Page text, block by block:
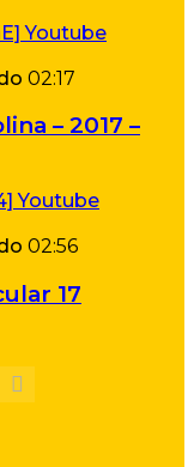
02:17
– 2017 –
02:56
17